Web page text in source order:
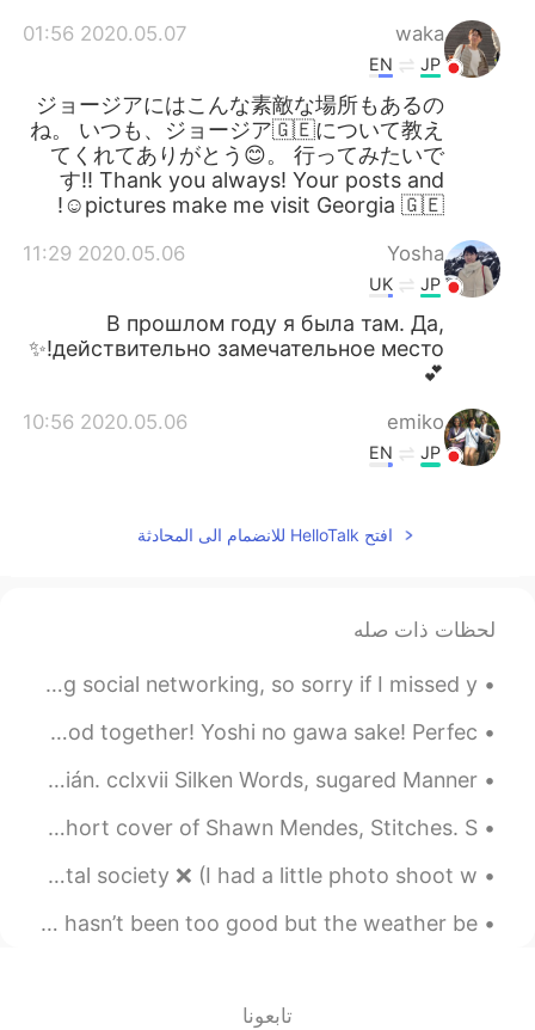
waka
2020.05.07 01:56
JP
EN
ジョージアにはこんな素敵な場所もあるの
ね。 いつも、ジョージア🇬🇪について教え
てくれてありがとう😊。 行ってみたいで
す‼️ Thank you always! Your posts and
pictures make me visit Georgia 🇬🇪☺️!
Yosha
2020.05.06 11:29
JP
UK
В прошлом году я была там. Да,
действительно замечательное место!✨
💕
emiko
2020.05.06 10:56
JP
EN
Aya
2020.05.06 10:11
JP
EN
君主 is right.
افتح HelloTalk للانضمام الى المحادثة
لحظات ذات صله
最近SNSを使ってないから、メッセージを読めなかったならすみません Lately I wasn’t using social networking, so sorry if I missed y...
Round 2! 2nd dinner lol!!! Soondae and sake ^^ damn so good together! Yoshi no gawa sake! Perfec...
Excerpt from The Art of Worldly Wisdom by Baltasar Gracián. cclxvii Silken Words, sugared Manner...
I’ve been singing for a while so here you go a cappella short cover of Shawn Mendes, Stitches. S...
No one is born imperfect, we just live in a judge-mental society ❌ (I had a little photo shoot w...
最近天気ちょっと悪いけど、昨日からいい天気になりましたよ〜！空は綺麗ですね〜 Lately the weather hasn’t been too good but the weather be...
تابعونا